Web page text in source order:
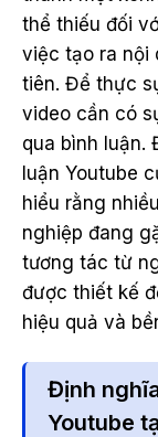
thể thiếu đối
việc tạo ra nội
tiên. Để thực
video cần có
qua bình luận.
luận Youtube
hiểu rằng
nghiệp đang
tương tác từ
được thiết kế
hiệu quả và
Định
Youtube